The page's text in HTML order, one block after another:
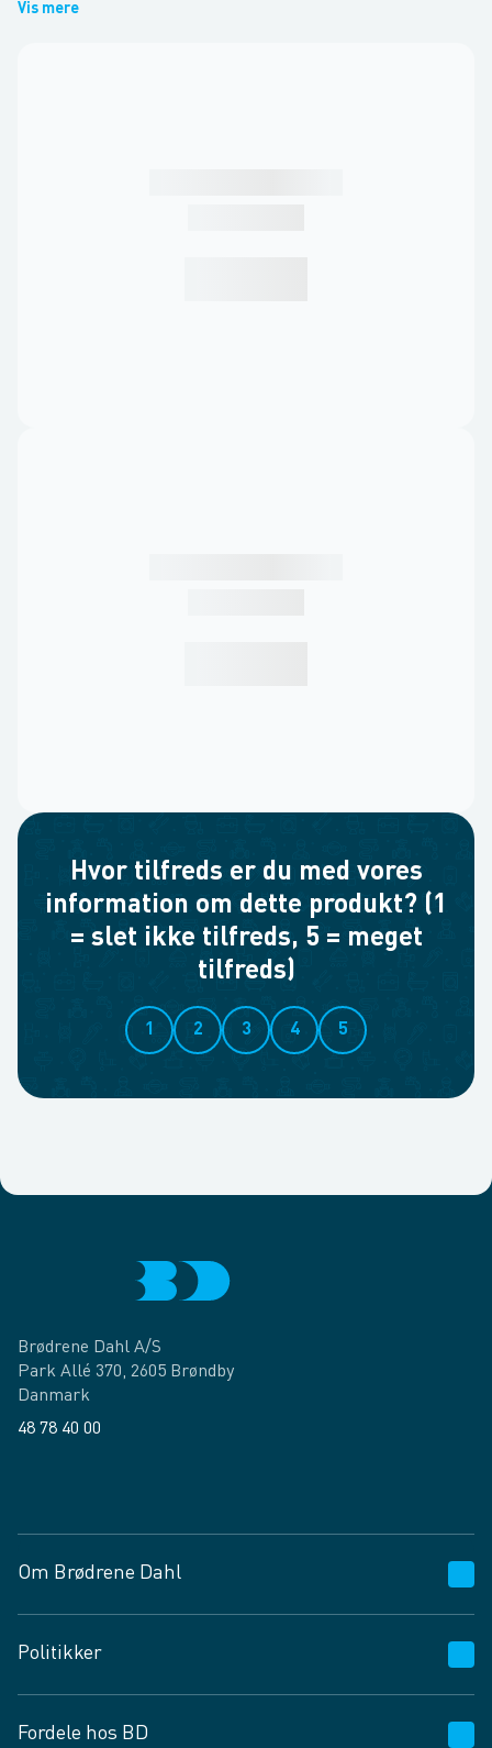
Vis mere
Hvor tilfreds er du med vores
information om dette produkt? (1
= slet ikke tilfreds, 5 = meget
tilfreds)
1 2 3 4 5
Brødrene Dahl A/S
Park Allé 370, 2605 Brøndby
Danmark
48 78 40 00
Om Brødrene Dahl
Vagttelefon 30 10 89 89
Spørgsmål og svar
Job og karriere
Politikker
Privatlivspolitik
Fordele hos BD